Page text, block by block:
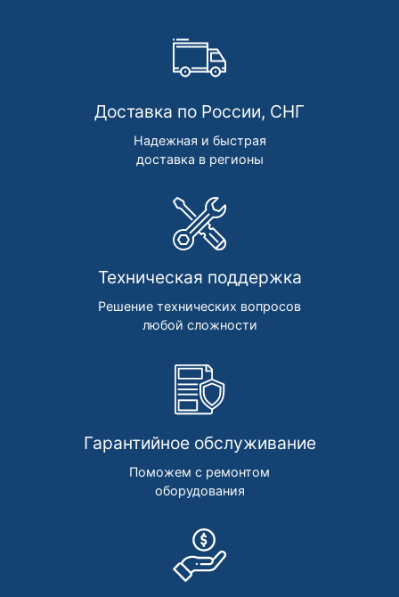
Доставка по России, СНГ
Надежная и быстрая
доставка в регионы
Техническая поддержка
Решение технических вопросов
любой сложности
Гарантийное обслуживание
Поможем с ремонтом
оборудования